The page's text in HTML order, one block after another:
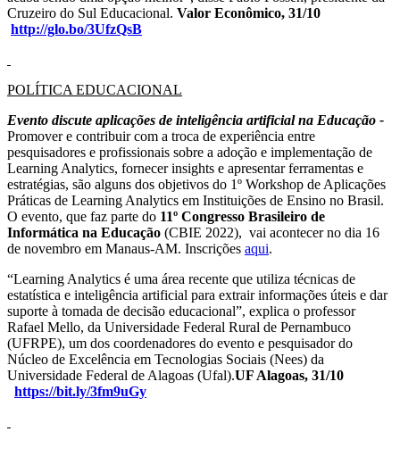
Cruzeiro do Sul Educacional. Valor Econômico, 31/10
http://glo.bo/3UfzQsB
POLÍTICA EDUCACIONAL
Evento discute aplicações de inteligência artificial na Educação -
Promover e contribuir com a troca de experiência entre
pesquisadores e profissionais sobre a adoção e implementação de
Learning Analytics, fornecer insights e apresentar ferramentas e
estratégias, são alguns dos objetivos do 1º Workshop de Aplicações
Práticas de Learning Analytics em Instituições de Ensino no Brasil.
O evento, que faz parte do 11º Congresso Brasileiro de
Informática na Educação (CBIE 2022), vai acontecer no dia 16
de novembro em Manaus-AM. Inscrições aqui.
“Learning Analytics é uma área recente que utiliza técnicas de
estatística e inteligência artificial para extrair informações úteis e dar
suporte à tomada de decisão educacional”, explica o professor
Rafael Mello, da Universidade Federal Rural de Pernambuco
(UFRPE), um dos coordenadores do evento e pesquisador do
Núcleo de Excelência em Tecnologias Sociais (Nees) da
Universidade Federal de Alagoas (Ufal).UF Alagoas, 31/10
https://bit.ly/3fm9uGy